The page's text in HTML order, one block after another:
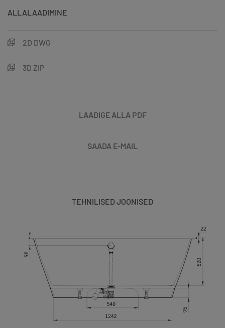
ALLALAADIMINE
2D DWG
3D ZIP
LAADIGE ALLA PDF
SAADA E-MAIL
TEHNILISED JOONISED